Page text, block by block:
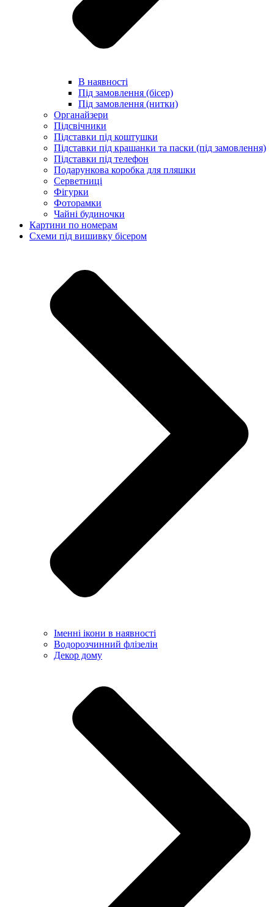
В наявності
Під замовлення (бісер)
Під замовлення (нитки)
Органайзери
Підсвічники
Підставки під коштушки
Підставки під крашанки та паски (під замовлення)
Підставки під телефон
Подарункова коробка для пляшки
Серветниці
Фігурки
Фоторамки
Чайні будиночки
Картини по номерам
Схеми під вишивку бісером
Іменні ікони в наявності
Водорозчинний флізелін
Декор дому